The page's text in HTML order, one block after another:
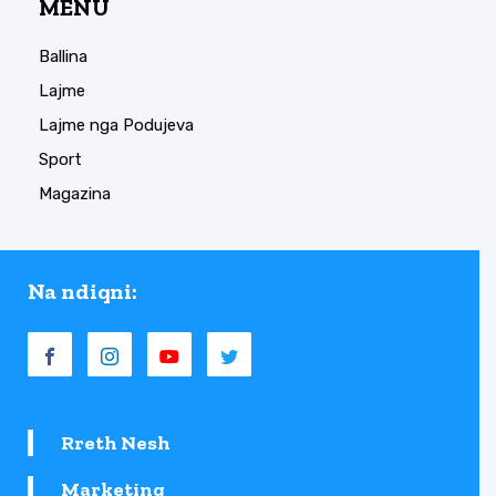
MENU
Ballina
Lajme
Lajme nga Podujeva
Sport
Magazina
Na ndiqni:
Rreth Nesh
Marketing